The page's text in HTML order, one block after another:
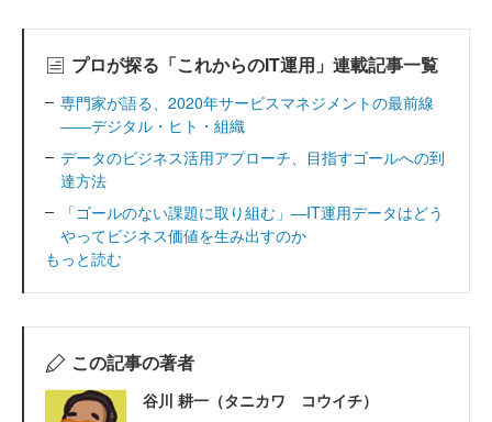
プロが探る「これからのIT運用」連載記事一覧
専門家が語る、2020年サービスマネジメントの最前線
――デジタル・ヒト・組織
データのビジネス活用アプローチ、目指すゴールへの到
達方法
「ゴールのない課題に取り組む」―IT運用データはどう
やってビジネス価値を生み出すのか
もっと読む
この記事の著者
谷川 耕一（タニカワ コウイチ）